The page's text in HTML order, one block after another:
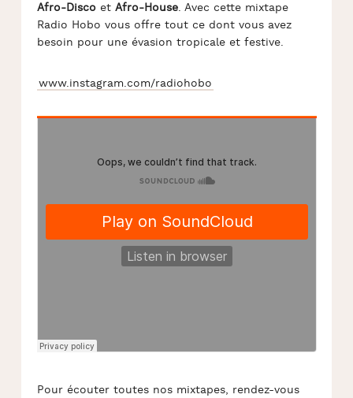
Afro-Discoet Afro-House. Avec cette mixtape
Radio Hobo vous offre tout ce dont vous avez
besoin pour une évasion tropicale et festive.
www.instagram.com/radiohobo
Pour écouter toutes nos mixtapes, rendez-vous